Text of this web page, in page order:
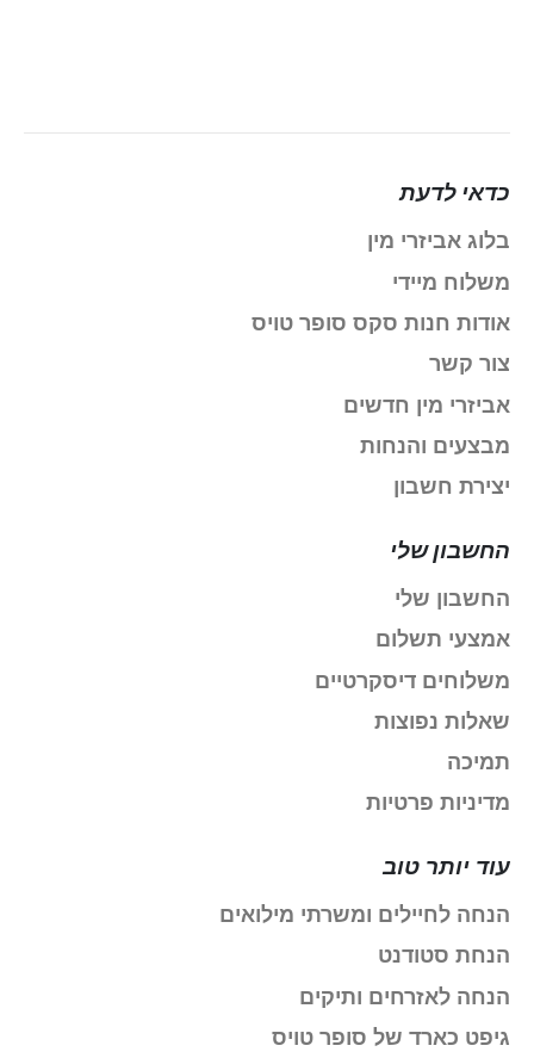
כדאי לדעת
בלוג אביזרי מין
משלוח מיידי
אודות חנות סקס סופר טויס
צור קשר
אביזרי מין חדשים
מבצעים והנחות
יצירת חשבון
החשבון שלי
החשבון שלי
אמצעי תשלום
משלוחים דיסקרטיים
שאלות נפוצות
תמיכה
מדיניות פרטיות
עוד יותר טוב
הנחה לחיילים ומשרתי מילואים
הנחת סטודנט
הנחה לאזרחים ותיקים
גיפט כארד של סופר טויס